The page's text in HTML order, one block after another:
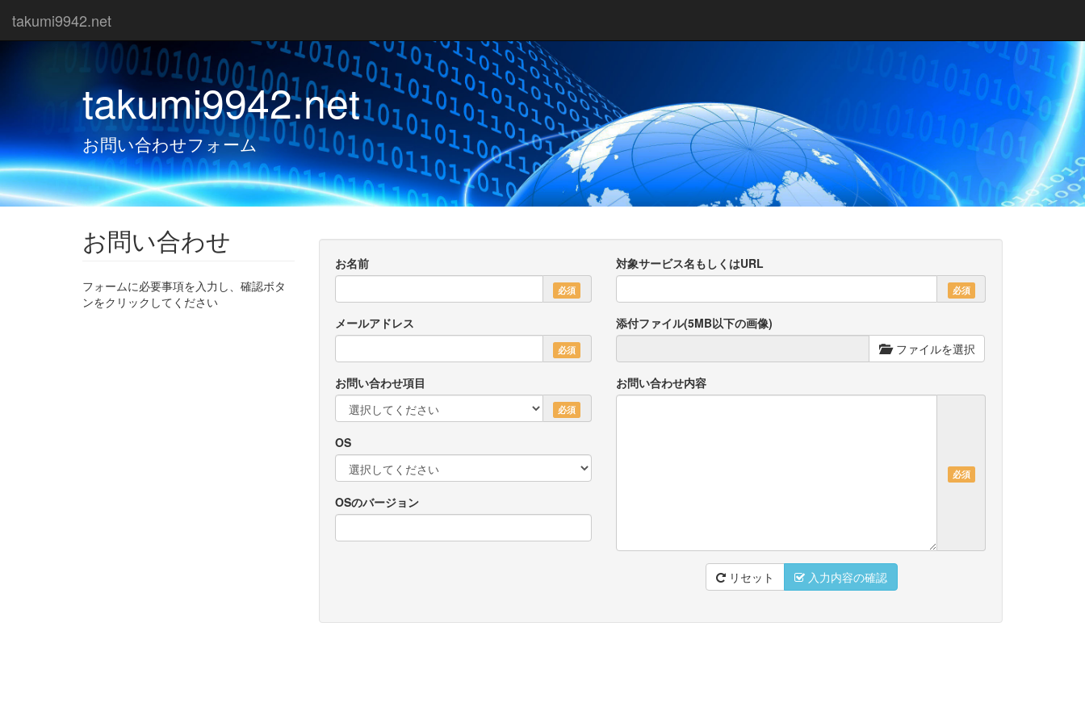
takumi9942.net
takumi9942.net
お問い合わせフォーム
お問い合わせ
フォームに必要事項を入力し、確認ボタ
ンをクリックしてください
お名前
必須
メールアドレス
必須
お問い合わせ項目
必須
OS
OSのバージョン
対象サービス名もしくはURL
必須
添付ファイル(5MB以下の画像)
ファイルを選択
お問い合わせ内容
必須
リセット 入力内容の確認